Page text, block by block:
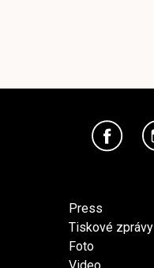
Press
Tiskové zprávy
Foto